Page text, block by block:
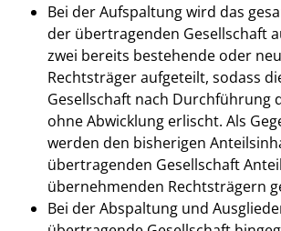
Bei der Aufspaltung wird das
der übertragenden Gesellschaft
zwei bereits bestehende oder
Rechtsträger aufgeteilt, sodass
Gesellschaft nach Durchführung
ohne Abwicklung erlischt. Als
werden den bisherigen
übertragenden Gesellschaft
übernehmenden Rechtsträgern
Bei der Abspaltung und